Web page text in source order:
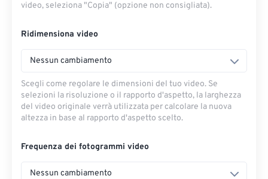
video, seleziona "Copia" (opzione non consigliata).
Ridimensiona video
Nessun cambiamento
Scegli come regolare le dimensioni del tuo video. Se
selezioni la risoluzione o il rapporto d'aspetto, la larghezza
del video originale verrà utilizzata per calcolare la nuova
altezza in base al rapporto d'aspetto scelto.
Frequenza dei fotogrammi video
Nessun cambiamento